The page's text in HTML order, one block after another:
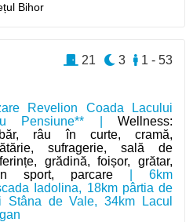
Bihor
Revelion Coada Lacului
Pensiune** | Wellness:
râu în curte, cramă,
sufragerie, sală de
grădină, foișor, grătar,
sport, parcare | 6km
Iadolina, 18km pârtia de
Stâna de Vale, 34km Lacul
1 - 53
3
21